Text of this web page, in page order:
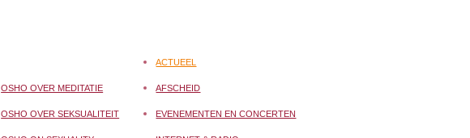
OSHO OVER MEDITATIE
OSHO OVER SEKSUALITEIT
ACTUEEL
AFSCHEID
EVENEMENTEN EN CONCERTEN